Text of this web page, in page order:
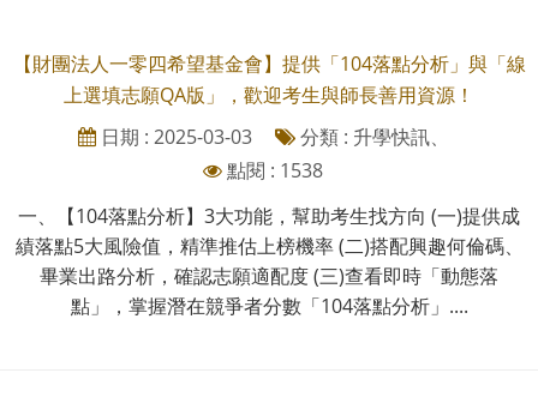
【財團法人一零四希望基金會】提供「104落點分析」與「線
上選填志願QA版」，歡迎考生與師長善用資源！
日期 : 2025-03-03
分類 : 升學快訊、
點閱 : 1538
一、【104落點分析】3大功能，幫助考生找方向 (一)提供成
績落點5大風險值，精準推估上榜機率 (二)搭配興趣何倫碼、
畢業出路分析，確認志願適配度 (三)查看即時「動態落
點」，掌握潛在競爭者分數「104落點分析」....